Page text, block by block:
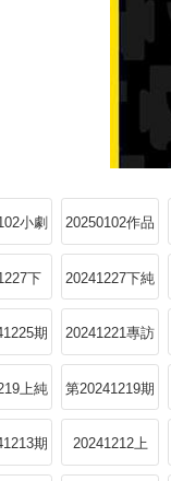
小劇
輯
20250102作品
回顧特輯
下 20241227下純
享
期 20241221專訪
特輯
上純
享
第20241219期
加更
期 20241212上